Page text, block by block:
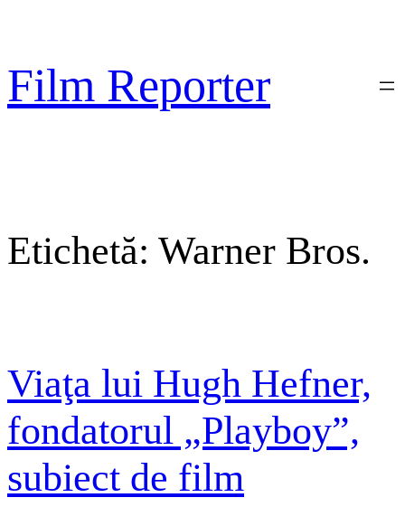
conținut
Film Reporter
Etichetă: Warner Bros.
Viaţa lui Hugh Hefner,
fondatorul „Playboy”,
subiect de film